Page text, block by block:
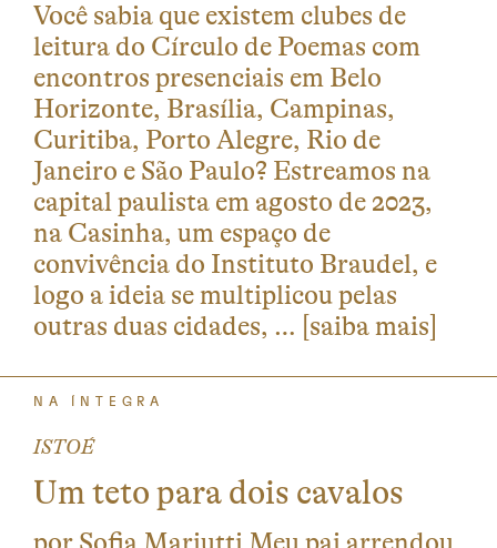
Você sabia que existem clubes de
leitura do Círculo de Poemas com
encontros presenciais em Belo
Horizonte, Brasília, Campinas,
Curitiba, Porto Alegre, Rio de
Janeiro e São Paulo? Estreamos na
capital paulista em agosto de 2023,
na Casinha, um espaço de
convivência do Instituto Braudel, e
logo a ideia se multiplicou pelas
outras duas cidades, … [saiba mais]
NA ÍNTEGRA
ISTOÉ
Um teto para dois cavalos